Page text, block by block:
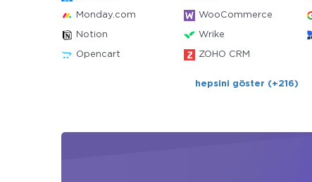
Monday.com WooCommerce
Notion Wrike
Opencart ZOHO CRM
hepsini göster (+216)